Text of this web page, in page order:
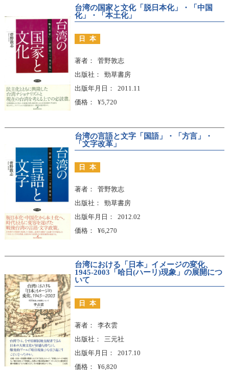
台湾の国家と文化「脱日本化」・「中国
化」・「本土化」
日本
著者
菅野敦志
出版社
勁草書房
出版年月日
2011.11
価格
¥5,720
台湾の言語と文字「国語」・「方言」・
「文字改革」
日本
著者
菅野敦志
出版社
勁草書房
出版年月日
2012.02
価格
¥6,270
台湾における「日本」イメージの変化、
1945-2003「哈日(ハーリ)現象」の展開につ
いて
日本
著者
李衣雲
出版社
三元社
出版年月日
2017.10
価格
¥6,820